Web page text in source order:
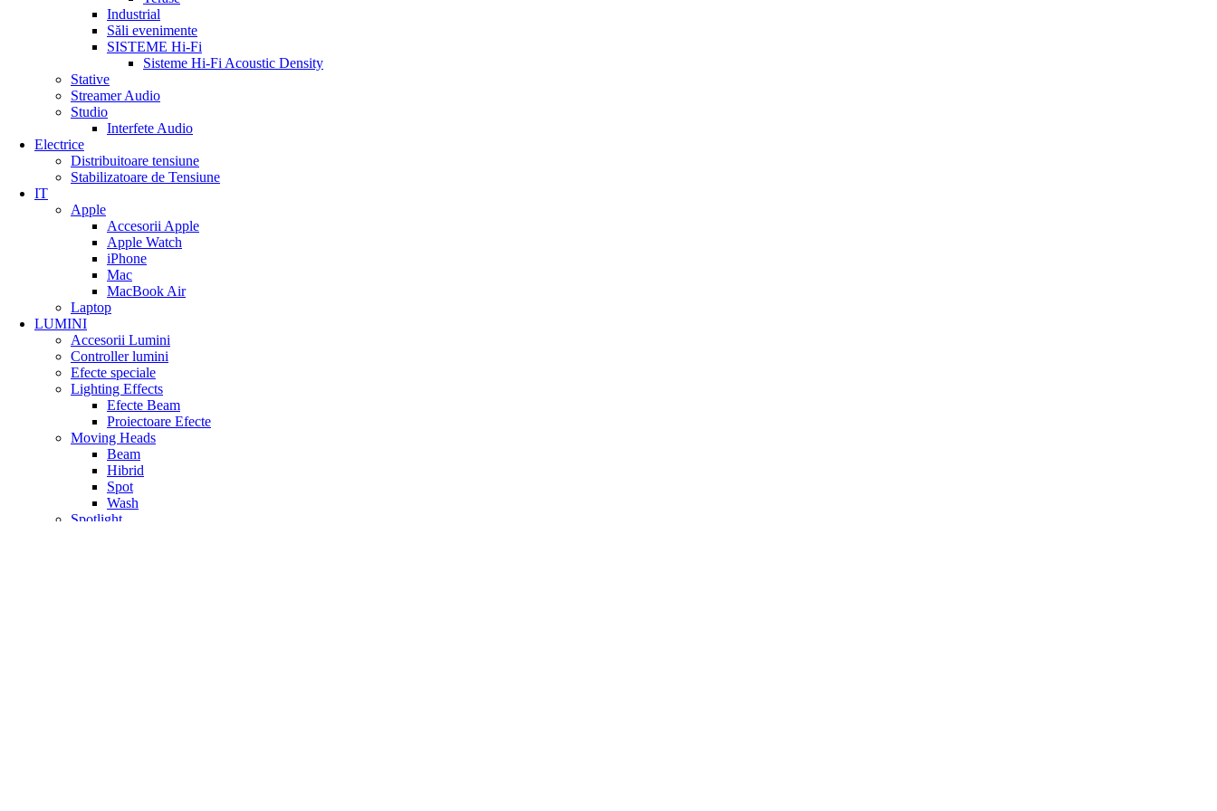
Industrial
Săli evenimente
SISTEME Hi-Fi
Sisteme Hi-Fi Acoustic Density
Stative
Streamer Audio
Studio
Interfete Audio
Electrice
Distribuitoare tensiune
Stabilizatoare de Tensiune
IT
Apple
Accesorii Apple
Apple Watch
iPhone
Mac
MacBook Air
Laptop
LUMINI
Accesorii Lumini
Controller lumini
Efecte speciale
Lighting Effects
Efecte Beam
Proiectoare Efecte
Moving Heads
Beam
Hibrid
Spot
Wash
Spotlight